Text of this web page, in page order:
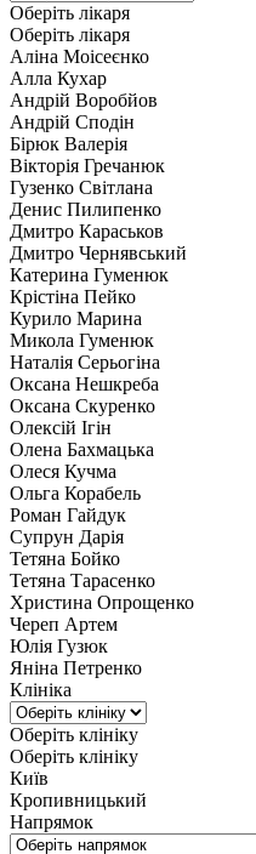
Оберіть лікаря
Оберіть лікаря
Аліна Моісеєнко
Алла Кухар
Андрій Воробйов
Андрій Сподін
Бірюк Валерія
Вікторія Гречанюк
Гузенко Світлана
Денис Пилипенко
Дмитро Караськов
Дмитро Чернявський
Катерина Гуменюк
Крістіна Пейко
Курило Марина
Микола Гуменюк
Наталія Серьогіна
Оксана Нешкреба
Оксана Скуренко
Олексій Ігін
Олена Бахмацька
Олеся Кучма
Ольга Корабель
Роман Гайдук
Супрун Дарія
Тетяна Бойко
Тетяна Тарасенко
Христина Опрощенко
Череп Артем
Юлія Гузюк
Яніна Петренко
Клініка
Оберіть клініку
Оберіть клініку
Київ
Кропивницький
Напрямок